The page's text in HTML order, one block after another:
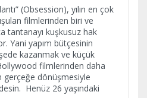
(Obsession), yılın en çok
filmlerinden biri ve
tantanayı kuşkusuz hak
Yani yapım bütçesinin
kazanmak ve küçük
filmlerinden daha
gerçeğe dönüşmesiyle
Henüz 26 yaşındaki